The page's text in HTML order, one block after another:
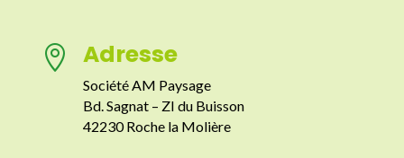
 Adresse
Société AM Paysage
Bd. Sagnat – ZI du Buisson
42230 Roche la Molière